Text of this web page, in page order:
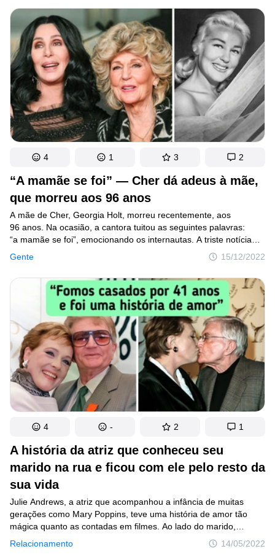
surpreendentes que, provavelmente, farão você rir alto. Confira!
“A mamãe se foi” — Cher dá adeus à mãe,
que morreu aos 96 anos
Gente 15/12/2022
A mãe de Cher, Georgia Holt, morreu recentemente, aos
96 anos. Na ocasião, a cantora tuitou as seguintes palavras:
“a mamãe se foi”, emocionando os internautas. A triste notícia
veio poucos meses depois de Cher contar nas redes sociais que
4 1 3 2
A história da atriz que conheceu seu
marido na rua e ficou com ele pelo resto da
sua vida
Relacionamento 14/05/2022
Julie Andrews, a atriz que acompanhou a infância de muitas
gerações como Mary Poppins, teve uma história de amor tão
mágica quanto as contadas em filmes. Ao lado do marido,
o diretor de cinema Blake Edwards, viveu um romance
semelhante a um roteiro de comédia romântica do início ao fim.
4 - 2 1
Receitas
Arte
Saúde
Admiração
Animais
Fotografia
Famosos
Curiosidades
Humor
Autores
Princípios Editoriais
Fale com a redação
Política de privacidade
Política de Direitos de Autor
Política de Cookies
Termos de Serviço
Consentimento de atualização
© 2014–2026TheSoul Publishing
Todos os direitos reservados. Todos os materiais deste site possuem
Direitos Autorais e não podem ser usados sem a devida autorização de
Incrível.club.